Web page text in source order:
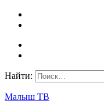
Найти:
Малыш ТВ